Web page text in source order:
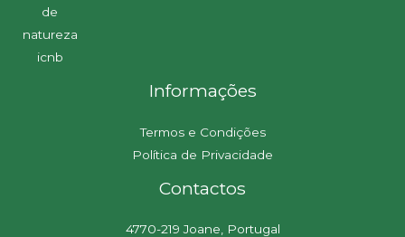
Informações
Termos e Condições
Política de Privacidade
Contactos
4770-219 Joane, Portugal